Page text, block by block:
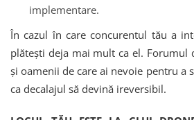
implementare.
În cazul în care concurentul tău a
plătești deja mai mult ca el. Forumul
și oamenii de care ai nevoie pentru a
ca decalajul să devină ireversibil.